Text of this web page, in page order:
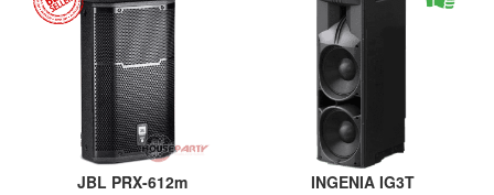
JBL PRX-612m INGENIA IG3T